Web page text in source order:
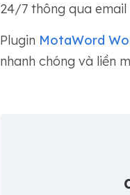
24/7 thông qua email
Plugin MotaWord
nhanh chóng và liền